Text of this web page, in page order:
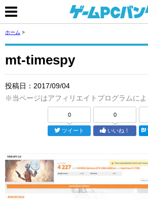
ホーム >
mt-timespy
投稿日： 2017/09/04
※当ページはアフィリエイトプログラムによ
0
ツイート
0
いいね！